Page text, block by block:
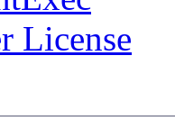
License